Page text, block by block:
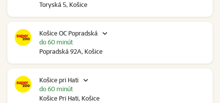
Toryská 5, Košice
Košice OC Popradská
Popradská 92A, Košice
do 60 minút
Košice pri Hati
Košice Pri Hati, Košice
do 60 minút